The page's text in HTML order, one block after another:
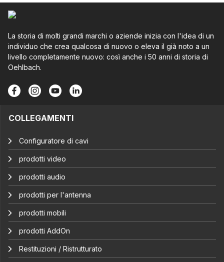
La storia di molti grandi marchi o aziende inizia con l'idea di un
individuo che crea qualcosa di nuovo o eleva il già noto a un
livello completamente nuovo: così anche i 50 anni di storia di
Oehlbach.
COLLEGAMENTI
Configuratore di cavi
prodotti video
prodotti audio
prodotti per l'antenna
prodotti mobili
prodotti AddOn
Restituzioni / Ristrutturato